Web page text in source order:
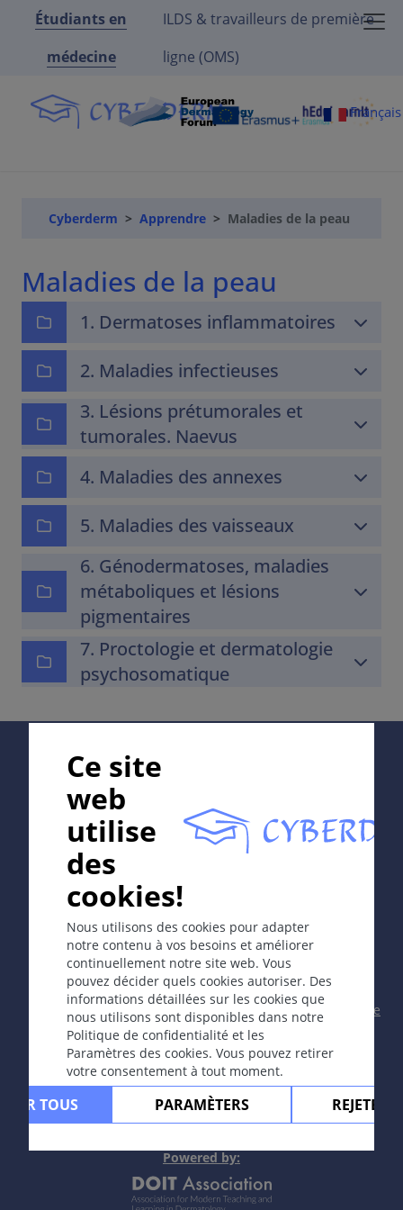
Étudiants en
médecine
ILDS & travailleurs de première
ligne (OMS)
Cyberderm Apprendre Maladies de la peau
Maladies de la peau
1. Dermatoses inflammatoires
2. Maladies infectieuses
3. Lésions prétumorales et
tumorales. Naevus
4. Maladies des annexes
5. Maladies des vaisseaux
6. Génodermatoses, maladies
métaboliques et lésions
pigmentaires
7. Proctologie et dermatologie
psychosomatique
Ce site
web
utilise
des
cookies!
Nous utilisons des cookies pour adapter
notre contenu à vos besoins et améliorer
continuellement notre site web. Vous
pouvez décider quels cookies autoriser. Des
informations détaillées sur les cookies que
nous utilisons sont disponibles dans notre
Politique de confidentialité et les
Paramètres des cookies. Vous pouvez retirer
votre consentement à tout moment.
TOUS PARAMÈTERS REJETER
In collaboration with Erasmus+ hEduLearnIt editorial
Copyright © 2003-2026 CYBERDERM Editorial Group -
Rédacteur fondateur Guenter Burg, M.D.- Concept et
coordination par Vahid Djamei, Zurich
All rights reserved.
Contact |Impressum|Soutenu par|
Politique
de confidentialité|Conditions
d'utilisation|Avis de non-responsabilité
Powered by: